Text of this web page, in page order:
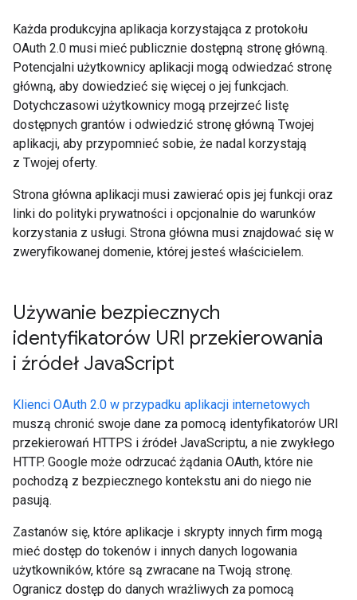
Każda produkcyjna aplikacja korzystająca z protokołu
OAuth 2.0 musi mieć publicznie dostępną stronę główną.
Potencjalni użytkownicy aplikacji mogą odwiedzać stronę
główną, aby dowiedzieć się więcej o jej funkcjach.
Dotychczasowi użytkownicy mogą przejrzeć listę
dostępnych grantów i odwiedzić stronę główną Twojej
aplikacji, aby przypomnieć sobie, że nadal korzystają
z Twojej oferty.
Strona główna aplikacji musi zawierać opis jej funkcji oraz
linki do polityki prywatności i opcjonalnie do warunków
korzystania z usługi. Strona główna musi znajdować się w
zweryfikowanej domenie, której jesteś właścicielem.
Używanie bezpiecznych
identyfikatorów URI przekierowania
i źródeł JavaScript
Klienci OAuth 2.0 w przypadku aplikacji internetowych
muszą chronić swoje dane za pomocą identyfikatorów URI
przekierowań HTTPS i źródeł JavaScriptu, a nie zwykłego
HTTP. Google może odrzucać żądania OAuth, które nie
pochodzą z bezpiecznego kontekstu ani do niego nie
pasują.
Zastanów się, które aplikacje i skrypty innych firm mogą
mieć dostęp do tokenów i innych danych logowania
użytkowników, które są zwracane na Twoją stronę.
Ogranicz dostęp do danych wrażliwych za pomocą